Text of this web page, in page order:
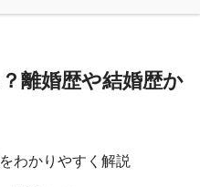
離婚歴や結婚歴か
わかりやすく解説